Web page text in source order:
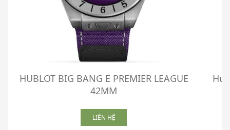
HUBLOT BIG BANG E PREMIER LEAGUE
42MM
LIÊN HỆ